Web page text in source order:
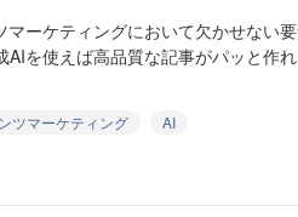
ーケティングにおいて欠かせない
を使えば高品質な記事がパッと作れ
ツマーケティング
AI